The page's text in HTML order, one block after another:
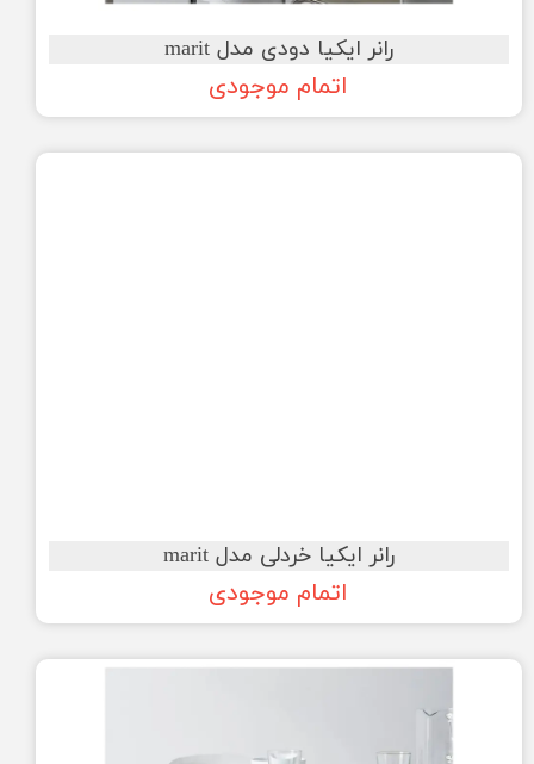
رانر ایکیا دودی مدل marit
اتمام موجودی
رانر ایکیا خردلی مدل marit
اتمام موجودی